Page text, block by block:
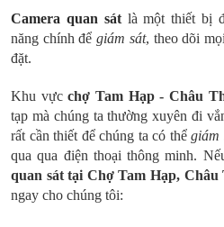
Camera quan sátlà một thiết bị
năng chính đểgiám sát, theo dõi
đặt.
Khu vựcchợ Tam Hạp - Châu
tạp mà chúng ta thường xuyên đi
rất cần thiết để chúng ta có thểgiám
qua qua điện thoại thông minh.
quan sát tại Chợ Tam Hạp,
ngay cho chúng tôi: